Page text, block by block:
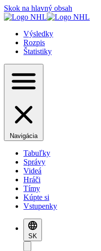
Skok na hlavný obsah
Výsledky
Rozpis
Štatistiky
Navigácia
Tabuľky
Správy
Videá
Hráči
Tímy
Kúpte si
Vstupenky
SK